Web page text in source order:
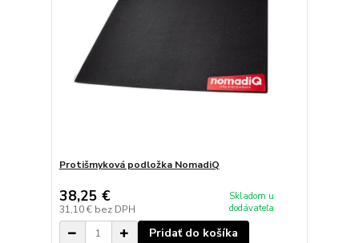
Protišmyková podložka NomadiQ
38,25 €
31,10 € bez DPH
Skladom u
dodávateľa
Pridať do košíka